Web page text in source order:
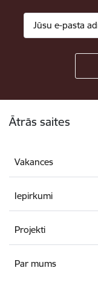
Ātrās saites
Vakances
Iepirkumi
Projekti
Par mums